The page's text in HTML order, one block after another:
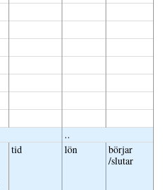
..
tid lön
börjar
/slutar